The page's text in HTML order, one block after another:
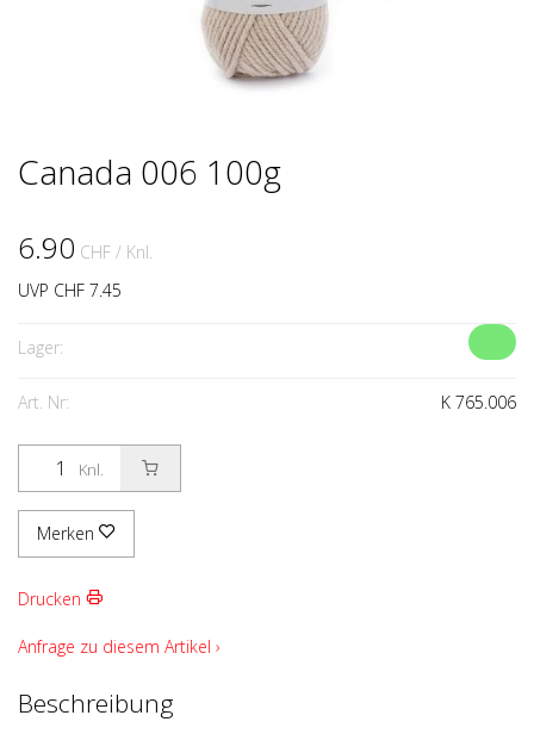
Canada 006 100g
6.90 CHF / Knl.
UVP CHF 7.45
Lager:
Art. Nr: K 765.006
Knl.
Merken
Drucken
Anfrage zu diesem Artikel ›
Beschreibung